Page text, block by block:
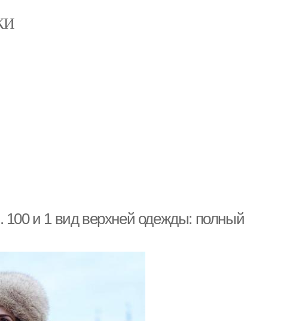
100 и 1 вид верхней одежды: полный